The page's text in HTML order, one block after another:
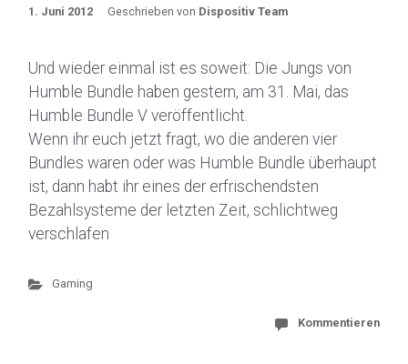
1. Juni 2012 Geschrieben von Dispositiv Team
Und wieder einmal ist es soweit: Die Jungs von
Humble Bundle haben gestern, am 31. Mai, das
Humble Bundle V veröffentlicht.
Wenn ihr euch jetzt fragt, wo die anderen vier
Bundles waren oder was Humble Bundle überhaupt
ist, dann habt ihr eines der erfrischendsten
Bezahlsysteme der letzten Zeit, schlichtweg
verschlafen
Gaming
Kommentieren